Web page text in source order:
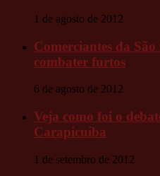
1 de agosto de 2012
Comerciantes da
combater furtos
6 de agosto de 2012
Veja como foi o
Carapicuíba
1 de setembro de 2012